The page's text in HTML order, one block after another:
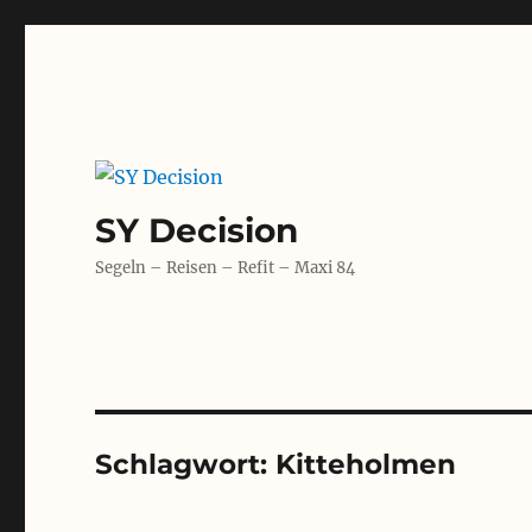
SY Decision
Segeln – Reisen – Refit – Maxi 84
Schlagwort: Kitteholmen